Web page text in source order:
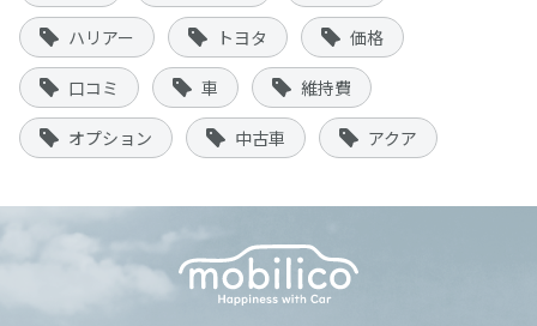
ハリアー トヨタ 価格
口コミ 車 維持費
オプション 中古車 アクア